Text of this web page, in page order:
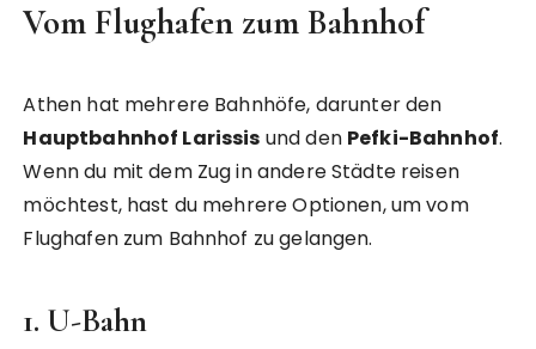
Vom Flughafen zum Bahnhof
Athen hat mehrere Bahnhöfe, darunter den
Hauptbahnhof Larissis und den Pefki-Bahnhof.
Wenn du mit dem Zug in andere Städte reisen
möchtest, hast du mehrere Optionen, um vom
Flughafen zum Bahnhof zu gelangen.
1. U-Bahn